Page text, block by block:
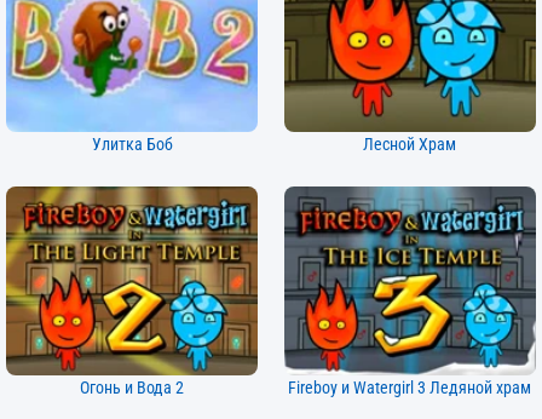
Улитка Боб Лесной Храм
Огонь и Вода 2 Fireboy и Watergirl 3 Ледяной храм